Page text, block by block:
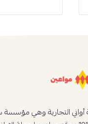
التجارية وهي مؤسسة